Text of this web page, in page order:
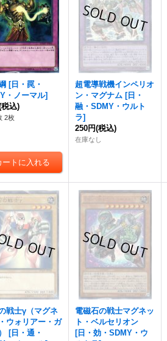
[日・罠・
・ノーマル]
税込)
2枚
超電導戦機インペリオ
ン・マグナム [日・
融・SDMY・ウルト
ラ]
250円(税込)
在庫なし
戦士γ（マグネ
ウォリアー・ガ
[日・通・
電磁石の戦士マグネッ
ト・ベルセリオン
[日・効・SDMY・ウ